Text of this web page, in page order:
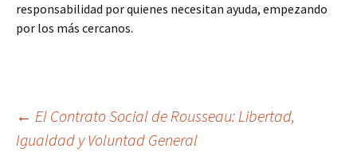
responsabilidad por quienes necesitan ayuda, empezando
por los más cercanos.
Navegación
← El Contrato Social de Rousseau: Libertad,
Igualdad y Voluntad General